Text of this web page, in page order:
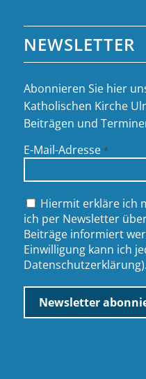
NEWSLETTER
Abonnieren Sie hier
Katholischen Kirche
Beiträgen und
E-Mail-Adresse *
Hiermit erkläre ich
ich per Newsletter
Beiträge informiert
Einwilligung kann ich
Datenschutzerklärung).